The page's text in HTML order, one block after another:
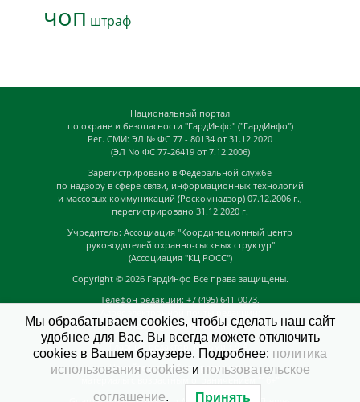
чоп штраф
Национальный портал
по охране и безопасности "ГардИнфо" ("ГардИнфо")
Рег. СМИ: ЭЛ № ФС 77 - 80134 от 31.12.2020
(ЭЛ No ФС 77-26419 от 7.12.2006)
Зарегистрировано в Федеральной службе
по надзору в сфере связи, информационных технологий
и массовых коммуникаций (Роскомнадзор) 07.12.2006 г.,
перегистрировано 31.12.2020 г.
Учредитель: Ассоциация "Координационный центр
руководителей охранно-сыскных структур"
(Ассоциация "КЦ РОСС")
Copyright © 2026 ГардИнфо Все права защищены.
Телефон редакции: +7 (495) 641-0073,
news@guardinfo.online
Главный редактор: Кузьмин Д.А.
На сайте могут быть размещены
Мы обрабатываем cookies, чтобы сделать наш сайт
удобнее для Вас. Вы всегда можете отключить
cookies в Вашем браузере. Подробнее: политика
использования cookiesи пользовательское
соглашение. Принять